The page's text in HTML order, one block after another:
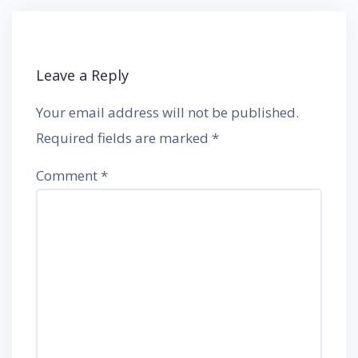
Leave a Reply
Your email address will not be published.
Required fields are marked *
Comment*